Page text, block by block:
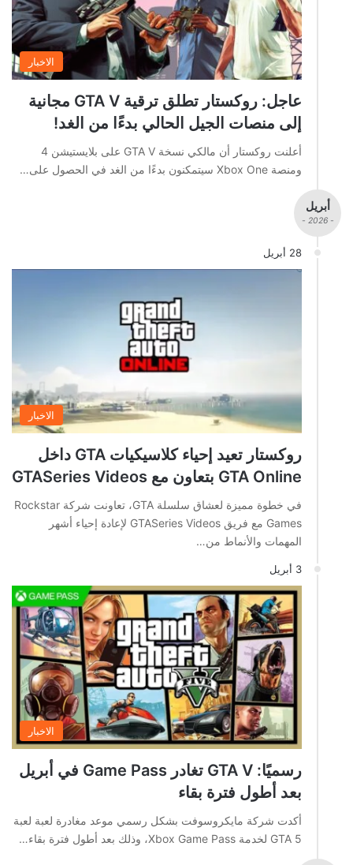
الاخبار
عاجل: روكستار تطلق ترقية GTA V مجانية
إلى منصات الجيل الحالي بدءًا من الغد!
أعلنت روكستار أن مالكي نسخة GTA V على بلايستيشن 4
ومنصة Xbox One سيتمكنون بدءًا من الغد في الحصول على…
أبريل
- 2026 -
28 أبريل
الاخبار
روكستار تعيد إحياء كلاسيكيات GTA داخل
GTA Online بتعاون مع GTASeries Videos
في خطوة مميزة لعشاق سلسلة GTA، تعاونت شركة Rockstar
Games مع فريق GTASeries Videos لإعادة إحياء أشهر
المهمات والأنماط من…
3 أبريل
الاخبار
رسميًا: GTA V تغادر Game Pass في أبريل
بعد أطول فترة بقاء
أكدت شركة مايكروسوفت بشكل رسمي موعد مغادرة لعبة لعبة
GTA 5 لخدمة Xbox Game Pass، وذلك بعد أطول فترة بقاء…